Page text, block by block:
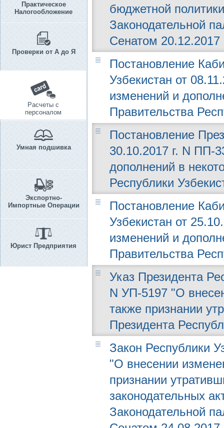
Практическое
Налогообложение
Проверки от А до Я
Расчеты с
персоналом
Умная подшивка
Экспортно-
Импортные Операции
Юрист Предприятия
бюджетной
Законодательной
Сенатом 20.12.2017
Постановление
Узбекистан от
изменений и
Правительства
Постановление
30.10.2017 г. N ПП-
дополнений в
Республики
Постановление
Узбекистан от
изменений и
Правительства
Указ Президента
N УП-5197 "О
также признании
Президента
Закон Республики
"О внесении
признании
законодательных
Законодательной